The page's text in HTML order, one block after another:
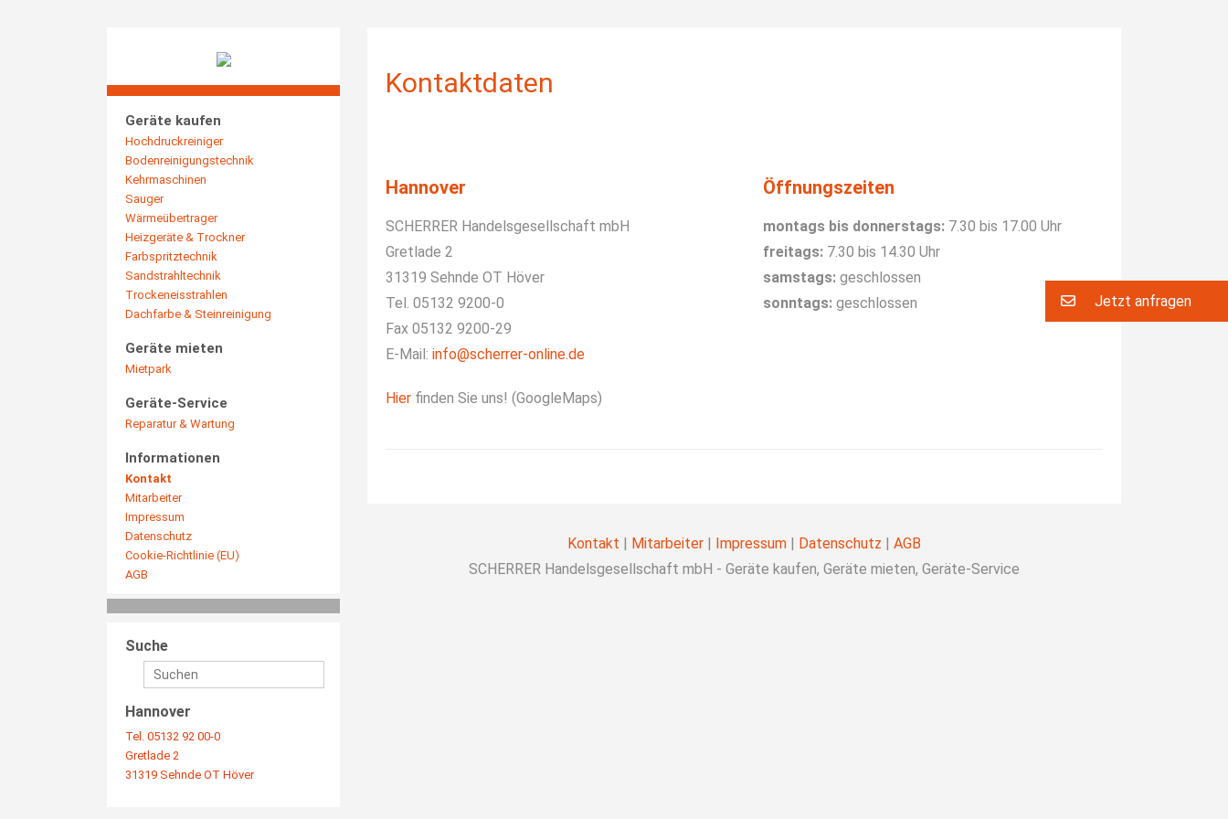
Geräte kaufen
Hochdruckreiniger
Bodenreinigungstechnik
Kehrmaschinen
Sauger
Wärmeübertrager
Heizgeräte & Trockner
Farbspritztechnik
Sandstrahltechnik
Trockeneisstrahlen
Dachfarbe & Steinreinigung
Geräte mieten
Mietpark
Geräte-Service
Reparatur & Wartung
Informationen
Kontakt
Mitarbeiter
Impressum
Datenschutz
Cookie-Richtlinie (EU)
AGB
Suche
Hannover
Tel. 05132 92 00-0
Gretlade 2
31319 Sehnde OT Höver
Kontaktdaten
Hannover
SCHERRER Handelsgesellschaft mbH
Gretlade 2
31319 Sehnde OT Höver
Tel. 05132 9200-0
Fax 05132 9200-29
E-Mail: info@scherrer-online.de
Hier finden Sie uns! (GoogleMaps)
Öffnungszeiten
montags bis donnerstags:7.30 bis 17.00 Uhr
freitags:7.30 bis 14.30 Uhr
samstags:geschlossen
sonntags:geschlossen
Kontakt | Mitarbeiter | Impressum | Datenschutz | AGB
SCHERRER Handelsgesellschaft mbH - Geräte kaufen, Geräte mieten, Geräte-Service
Jetzt anfragen